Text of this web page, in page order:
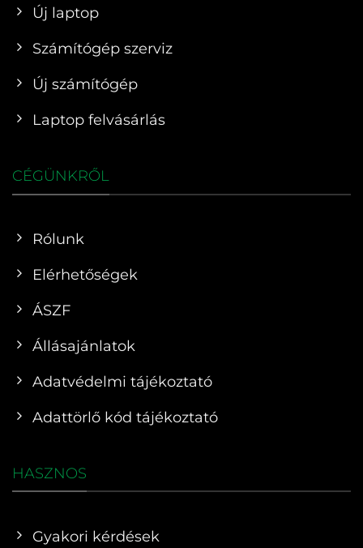
Új laptop
Számítógép szerviz
Új számítógép
Laptop felvásárlás
CÉGÜNKRŐL
Rólunk
Elérhetőségek
ÁSZF
Állásajánlatok
Adatvédelmi tájékoztató
Adattörlő kód tájékoztató
HASZNOS
Gyakori kérdések